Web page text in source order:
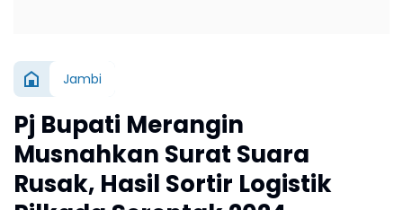
Jambi
Pj Bupati Merangin
Musnahkan Surat Suara
Rusak, Hasil Sortir Logistik